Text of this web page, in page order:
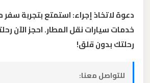
دعوة لاتخاذ إجراء: استمتع بتجربة
خدمات سيارات نقل المطار. احجز الآن
رحلتك بدون قلق!
للتواصل معنا:
مطار
سفنكس
ليموزين